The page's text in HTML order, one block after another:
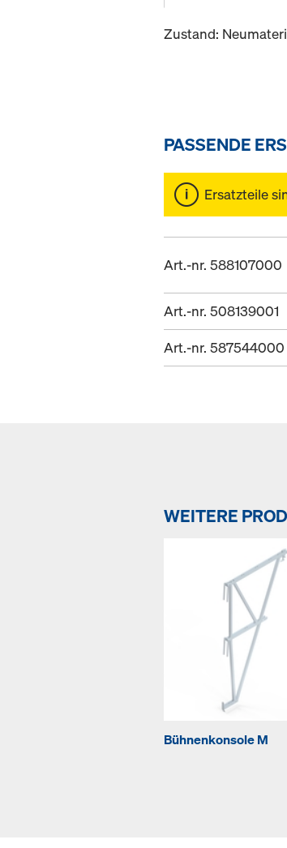
Zustand:
PASSENDE
Ersatzteile
Art.-nr. 588107000
Art.-nr. 508139001
Art.-nr. 587544000
WEITERE
Bühnenkonsole M